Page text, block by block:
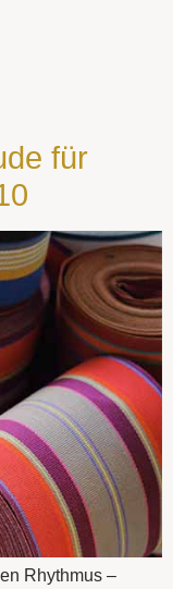
für
Rhythmus –